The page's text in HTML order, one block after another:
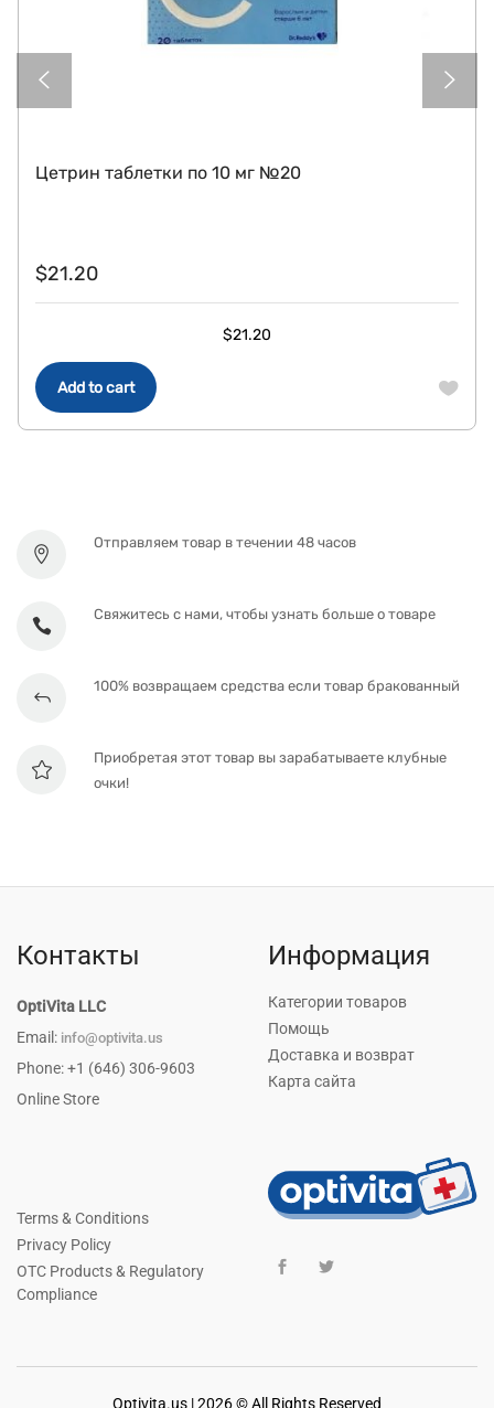
Add to cart
Цетрин таблетки по 10 мг №20
$21.20
$21.20
Отправляем товар в течении 48 часов
Свяжитесь с нами, чтобы узнать больше о товаре
100% возвращаем средства если товар бракованный
Приобретая этот товар вы зарабатываете клубные
очки!
Контакты
OptiVita LLC
Email: info@optivita.us
Phone: +1 (646) 306-9603
Online Store
Информация
Категории товаров
Помощь
Доставка и возврат
Карта сайта
Terms & Conditions
Privacy Policy
OTC Products & Regulatory
Compliance
Optivita.us | 2026 © All Rights Reserved